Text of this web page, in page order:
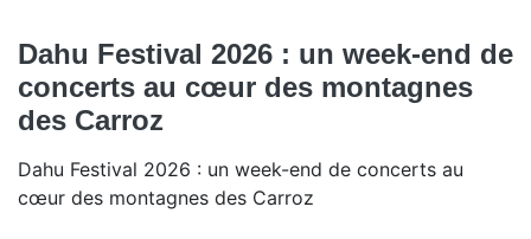
Dahu Festival 2026 : un week-end de
concerts au cœur des montagnes
des Carroz
Dahu Festival 2026 : un week-end de concerts au
cœur des montagnes des Carroz